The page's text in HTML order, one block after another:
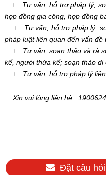
+ Tư vấn, hỗ trợ pháp lý,
hợp đồng gia công, hợp đồng
+ Tư vấn, hỗ trợ pháp lý,
pháp luật liên quan đến vấn đề
+ Tư vấn, soạn thảo và rà
kế, người thừa kế; soạn thảo
+ Tư vấn, hỗ trợ pháp lý liên
Xin vui lòng liên hệ:
Đặt câu hỏi